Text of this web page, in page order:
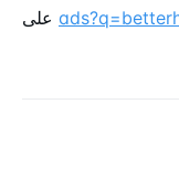
على